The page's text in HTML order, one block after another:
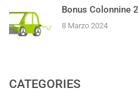
Bonus Colonnine
8 Marzo 2024
CATEGORIES